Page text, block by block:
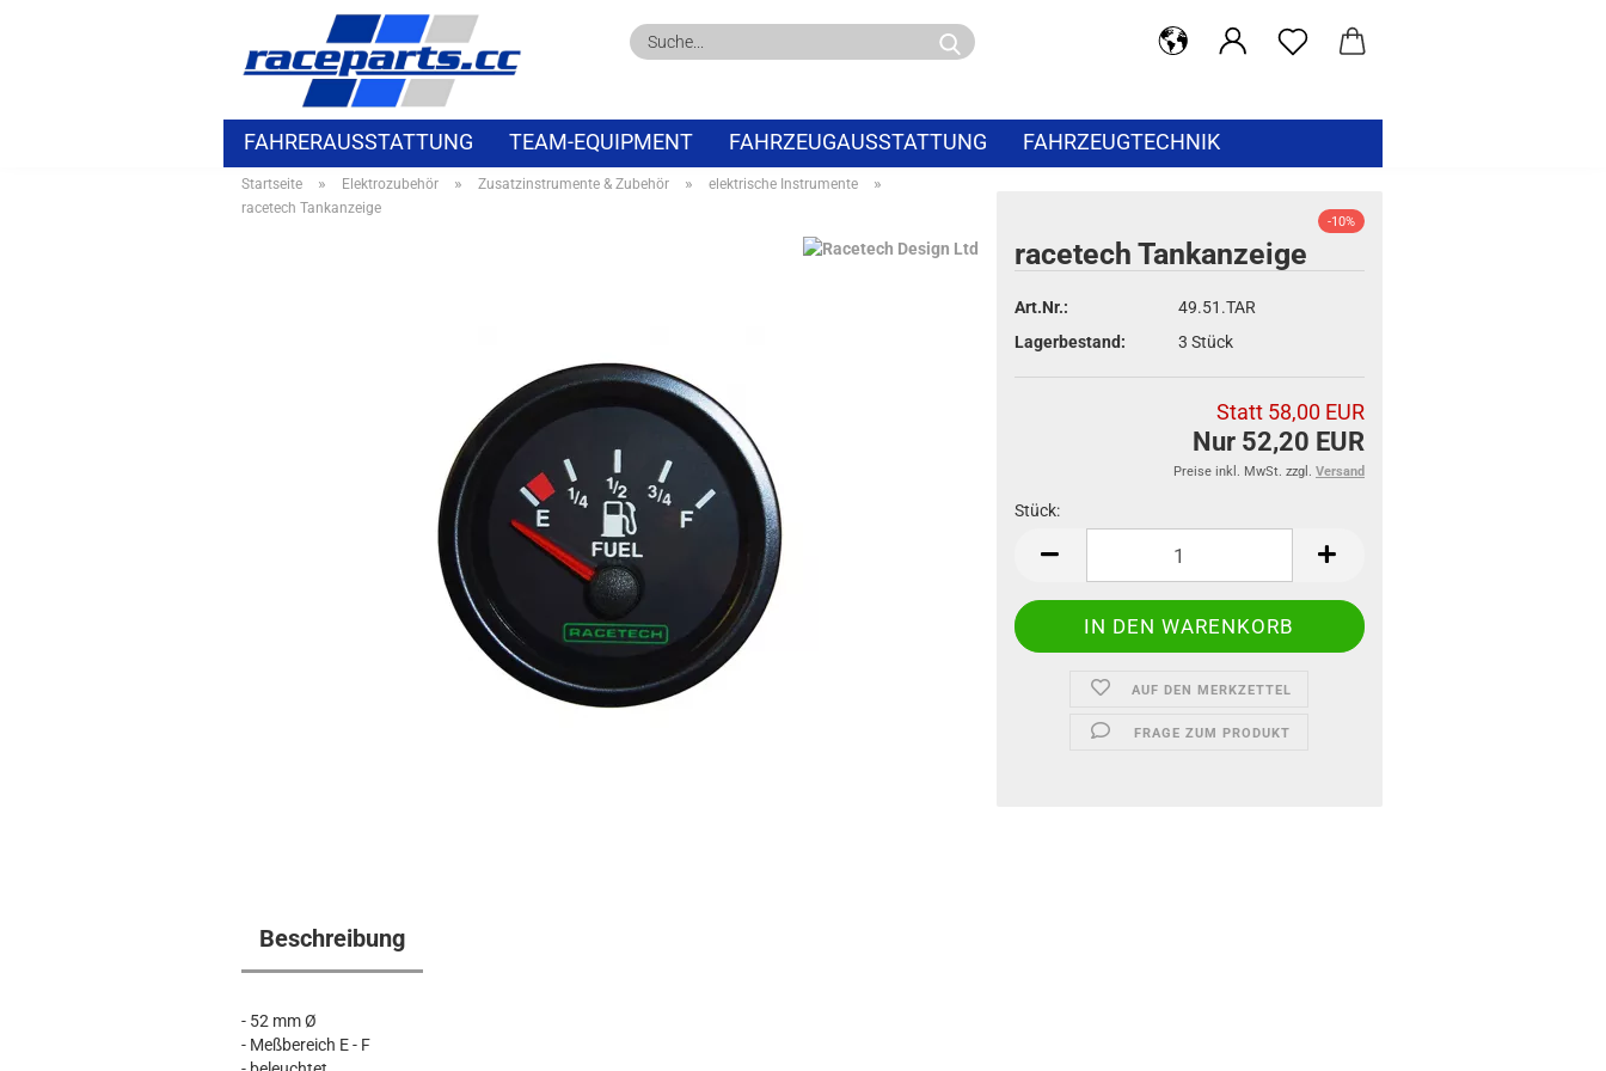
FAHRERAUSSTATTUNG TEAM-EQUIPMENT FAHRZEUGAUSSTATTUNG
FAHRZEUGTECHNIK
ELEKTROZUBEHÖR
BMW SPECIALS ABVERKAUF
Startseite » Elektrozubehör » Zusatzinstrumente & Zubehör » elektrische Instrumente »
racetech Tankanzeige
-10%
racetech Tankanzeige
Art.Nr.:
49.51.TAR
Lagerbestand:
3 Stück
Statt 58,00 EUR
Nur 52,20 EUR
Preise inkl. MwSt. zzgl. Versand
Stück:
Stück
AUF DEN MERKZETTEL
FRAGE ZUM PRODUKT
Beschreibung
- 52 mm Ø
- Meßbereich E - F